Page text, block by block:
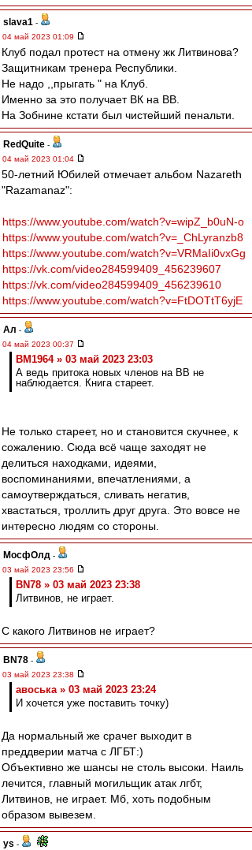
slava1 -
04 май 2023 01:09
Клуб подал протест на отмену жк Литвинова?
Защитникам тренера Республики.
Не надо ,,прыгать " на Клуб.
Именно за это получает ВК на ВВ.
На Зобнине кстати был чистейший пенальти.
RedQuite -
04 май 2023 01:04
50-летний Юбилей отмечает альбом Nazareth
"Razamanaz":
https://www.youtube.com/watch?v=wipZ_b0uN-o
https://www.youtube.com/watch?v=_ChLyranzb8
https://www.youtube.com/watch?v=VRMaIi0vxGg
https://vk.com/video284599409_456239607
https://vk.com/video284599409_456239610
https://www.youtube.com/watch?v=FtDOTtT6yjE
Ал -
04 май 2023 00:37
BM1964 » 03 май 2023 23:03
А ведь притока новых членов на ВВ не
наблюдается. Книга стареет.
Не только стареет, но и становится скучнее, к
сожалению. Сюда всё чаще заходят не
делиться находками, идеями,
воспоминаниями, впечатлениями, а
самоутверждаться, сливать негатив,
хвастаться, троллить друг друга. Это вовсе не
интересно людям со стороны.
МосфОлд -
03 май 2023 23:56
BN78 » 03 май 2023 23:38
Литвинов, не играет.
С какого Литвинов не играет?
BN78 -
03 май 2023 23:38
авоська » 03 май 2023 23:24
И хочется уже поставить точку)
Да нормальный же срачег выходит в
преддверии матча с ЛГБТ:)
Объективно же шансы не столь высоки. Наиль
лечится, главный могильщик атак лгбт,
Литвинов, не играет. Мб, хоть подобным
образом вывезем.
ys -